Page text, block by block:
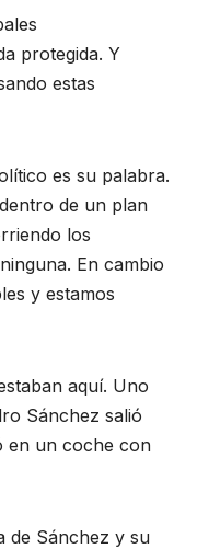
protegida. Y
estas
es su palabra.
de un plan
los
En cambio
y estamos
aquí. Uno
Sánchez salió
en un coche con
de Sánchez y su